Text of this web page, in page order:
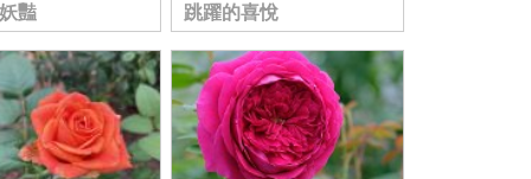
豔 跳躍的喜悅